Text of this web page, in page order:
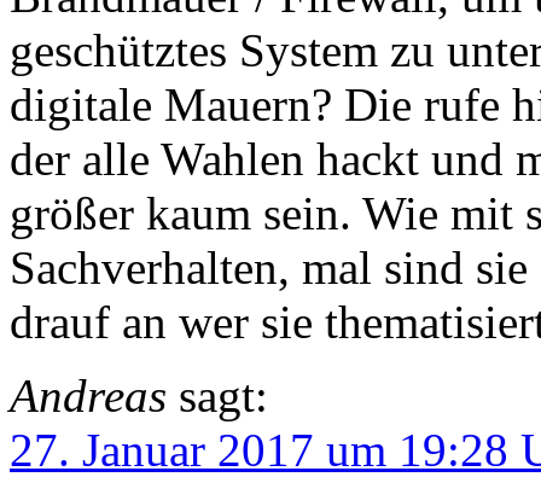
geschütztes System zu
digitale Mauern? Die rufe
der alle Wahlen hackt und
größer kaum sein. Wie mit
Sachverhalten, mal sind
drauf an wer sie
Andreas sagt:
27. Januar 2017 um 19:28